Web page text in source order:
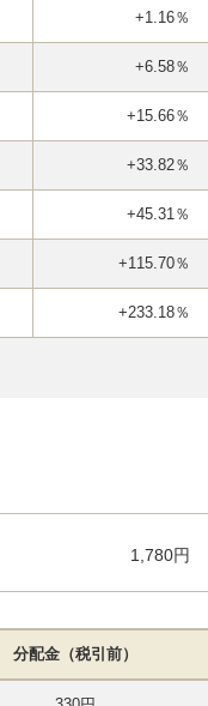
+1.16％
+6.58％
+15.66％
+33.82％
+45.31％
+115.70％
+233.18％
1,780円
分配金（税引前）